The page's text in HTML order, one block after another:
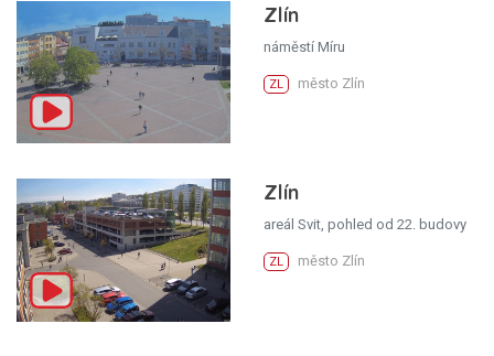
Zlín
náměstí Míru
ZL město Zlín
Zlín
areál Svit, pohled od 22. budovy
ZL město Zlín